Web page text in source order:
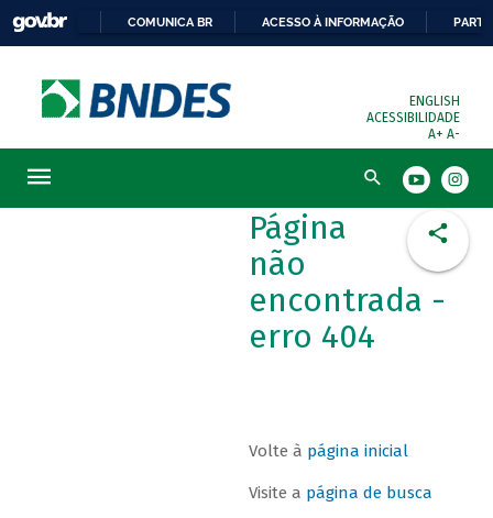
COMUNICA BR ACESSO À INFORMAÇÃO
ENGLISH
ACESSIBILIDADE
A+ A-
Busca
Página
não
encontrada -
erro 404
Volte à página inicial
Visite a página de busca